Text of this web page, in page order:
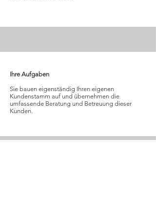
Ihre Aufgaben
Sie bauen eigenständig Ihren eigenen
Kundenstamm auf und übernehmen die
umfassende Beratung und Betreuung dieser
Kunden.